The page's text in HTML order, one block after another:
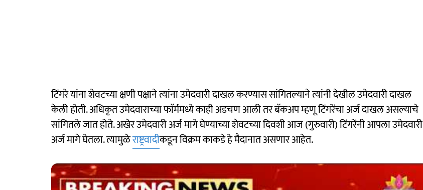
टिंगरे यांना शेवटच्या क्षणी पक्षाने त्यांना उमेदवारी दाखल करण्यास सांगितल्याने त्यांनी देखील उमेदवारी दाखल
केली होती. अधिकृत उमेदवाराच्या फाॅर्ममध्ये काही अडचण आली तर बॅकअप म्हणू टिंगरेंचा अर्ज दाखल असल्याचे
सांगितले जात होते. अखेर उमेदवारी अर्ज मागे घेण्याच्या शेवटच्या दिवशी आज (गुरुवारी) टिंगरेंनी आपला उमेदवारी
अर्ज मागे घेतला. त्यामुळेराष्ट्रवादीकडून विक्रम काकडे हे मैदानात असणार आहेत.